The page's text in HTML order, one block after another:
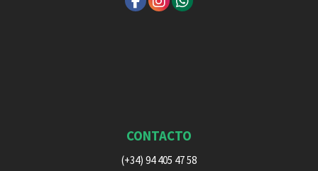
CONTACTO
(+34) 94 405 47 58